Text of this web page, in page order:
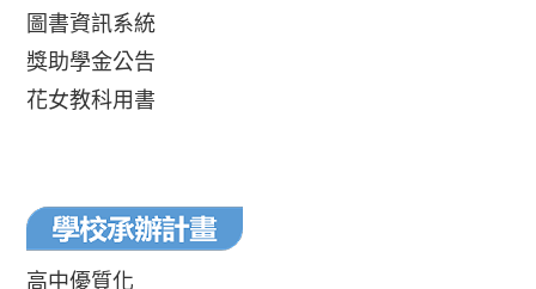
圖書資訊系統
獎助學金公告
花女教科用書
高中優質化